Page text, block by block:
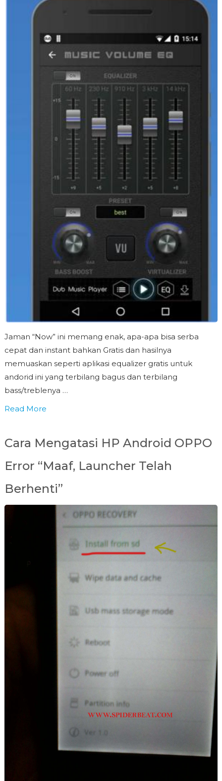
Jaman “Now” ini memang enak, apa-apa bisa serba
cepat dan instant bahkan Gratis dan hasilnya
memuaskan seperti aplikasi equalizer gratis untuk
andorid ini yang terbilang bagus dan terbilang
bass/treblenya …
Read More
Cara Mengatasi HP Android OPPO
Error “Maaf, Launcher Telah
Berhenti”